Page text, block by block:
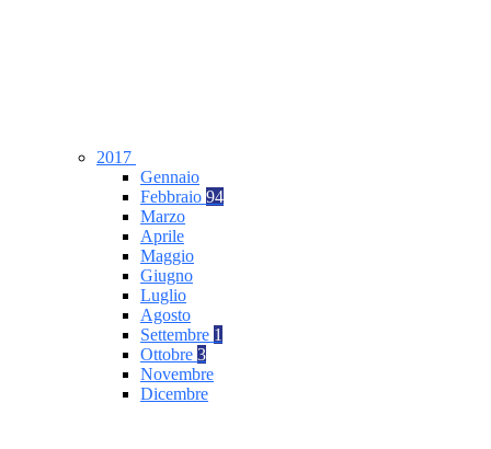
2017
Gennaio
Febbraio 94
Marzo
Aprile
Maggio
Giugno
Luglio
Agosto
Settembre 1
Ottobre 3
Novembre
Dicembre